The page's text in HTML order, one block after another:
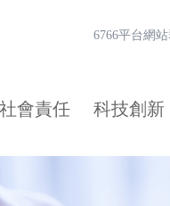
6766平台網站
社會責任 科技創新